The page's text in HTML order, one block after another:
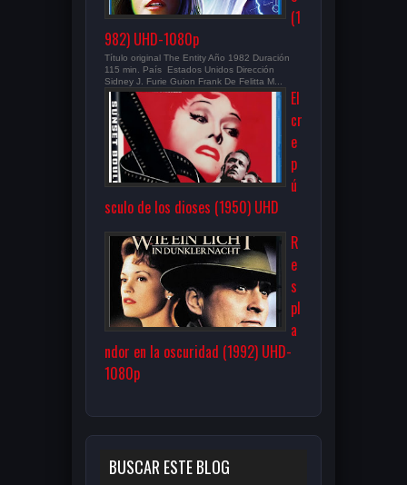
(1
982) UHD-1080p
Título original The Entity Año 1982 Duración
115 min. País Estados Unidos Dirección
Sidney J. Furie Guion Frank De Felitta M...
El
cr
e
p
ú
sculo de los dioses (1950) UHD
R
e
s
pl
a
ndor en la oscuridad (1992) UHD-
1080p
BUSCAR ESTE BLOG